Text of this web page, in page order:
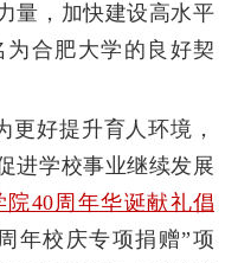
量，加快建设高水平
合肥大学的良好契
更好提升育人环境，
进学校事业继续发展
院40周年华诞献礼倡
年校庆专项捐赠”项